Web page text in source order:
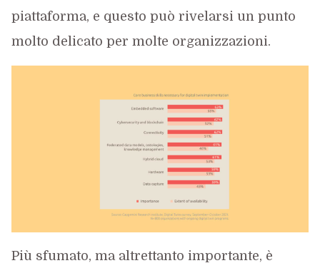
piattaforma, e questo può rivelarsi un punto
molto delicato per molte organizzazioni.
Più sfumato, ma altrettanto importante, è